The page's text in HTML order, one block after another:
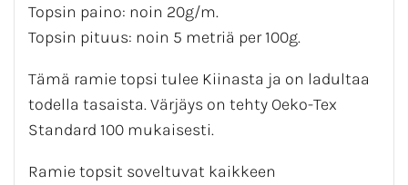
Topsin paino: noin 20g/m.
Topsin pituus: noin 5 metriä per 100g.
Tämä ramie topsi tulee Kiinasta ja on ladultaa
todella tasaista. Värjäys on tehty Oeko-Tex
Standard 100 mukaisesti.
Ramie topsit soveltuvat kaikkeen